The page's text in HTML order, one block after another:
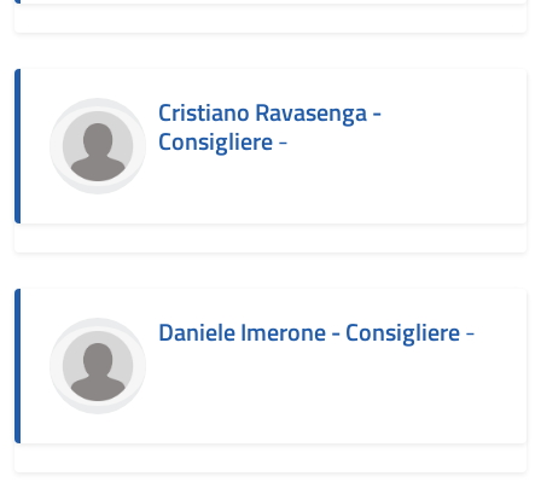
Cristiano Ravasenga -
Consigliere-
Daniele Imerone - Consigliere-